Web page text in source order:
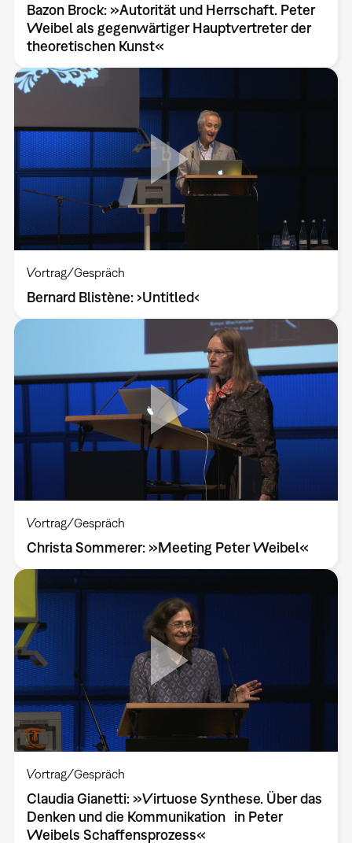
Bazon Brock: »Autorität und Herrschaft. Peter
Weibel als gegenwärtiger Hauptvertreter der
theoretischen Kunst«
Vortrag/Gespräch
Bernard Blistène: ›Untitled‹
Vortrag/Gespräch
Christa Sommerer: »Meeting Peter Weibel«
Vortrag/Gespräch
Claudia Gianetti: »Virtuose Synthese. Über das
Denken und die Kommunikation in Peter
Weibels Schaffensprozess«